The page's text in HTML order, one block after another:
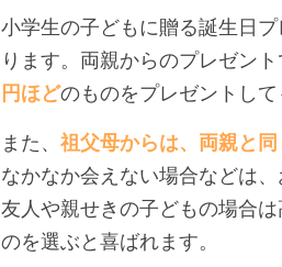
小学生の子どもに贈る誕生日
ります。両親からのプレゼント
円ほどのものをプレゼントして
また、 祖父母からは、両親と
なかなか会えない場合などは
友人や親せきの子どもの場合
のを選ぶと喜ばれます。